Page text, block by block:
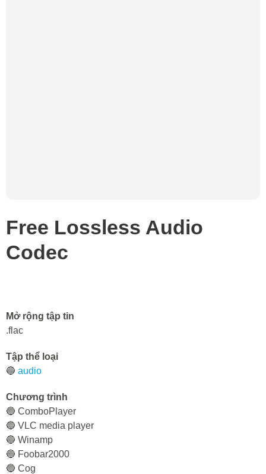
Free Lossless Audio
Codec
Mở rộng tập tin
.flac
Tập thể loại
🔵 audio
Chương trình
🔵 СomboPlayer
🔵 VLC media player
🔵 Winamp
🔵 Foobar2000
🔵 Cog